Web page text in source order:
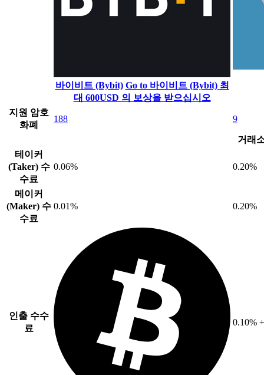
바이비트 (Bybit) Go to 바이비트 (Bybit) 최
대 600USD 의 보상을 받으십시오
지원 암호
화폐
188 9
거래
테이커
(Taker) 수
수료
0.06% 0.20%
메이커
(Maker) 수
수료
0.01% 0.20%
인출 수수
료
0.10%